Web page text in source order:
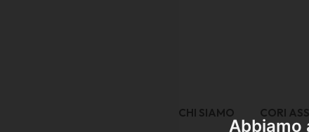
Abbiamo
CHI SIAMO CORI